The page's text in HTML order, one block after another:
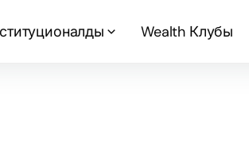
Wealth Клубы